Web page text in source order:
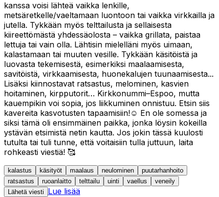
kanssa voisi lähteä vaikka lenkille,
metsäretkelle/vaeltamaan luontoon tai vaikka virkkailla ja
jutella. Tykkään myös telttailusta ja sellaisesta
kiireettömästä yhdessäolosta – vaikka grillata, paistaa
lettuja tai vain olla. Lähtisin mielelläni myös uimaan,
kalastamaan tai muuten vesille. Tykkään käsitöistä ja
luovasta tekemisestä, esimerkiksi maalaamisesta,
savitöistä, virkkaamisesta, huonekalujen tuunaamisesta...
Lisäksi kiinnostavat ratsastus, melominen, kasvien
hoitaminen, kirpputorit… Kirkkonummi–Espoo, mutta
kauempikin voi sopia, jos liikkuminen onnistuu. Etsin siis
kavereita kasvotusten tapaamisiin!☺️ En ole somessa ja
siksi tämä oli ensimmäinen paikka, jonka löysin kokeilla
ystävän etsimistä netin kautta. Jos jokin tässä kuulosti
tutulta tai tuli tunne, että voitaisiin tulla juttuun, laita
rohkeasti viestiä! 🥰
kalastus käsityöt maalaus neulominen
puutarhanhoito
ratsastus
ruoanlaitto telttailu uinti vaellus
veneily
Lähetä viesti
Lue lisää